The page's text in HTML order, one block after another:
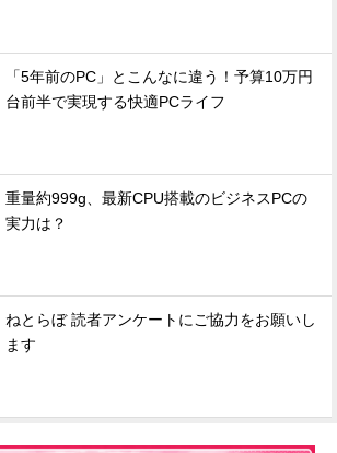
「5年前のPC」とこんなに違う！予算10万円
台前半で実現する快適PCライフ
重量約999g、最新CPU搭載のビジネスPCの
実力は？
ねとらぼ 読者アンケートにご協力をお願いし
ます